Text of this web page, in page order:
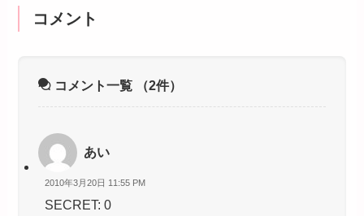
コメント
コメント一覧 （2件）
あい
2010年3月20日 11:55 PM
SECRET: 0